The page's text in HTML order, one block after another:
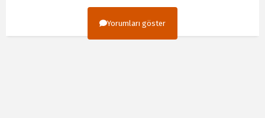
Yorumları göster